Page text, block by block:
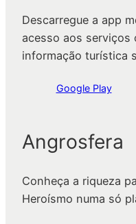
Descarregue a app
acesso aos serviços
informação turística
Google Play
Angrosfera
Conheça a riqueza
Heroísmo numa só